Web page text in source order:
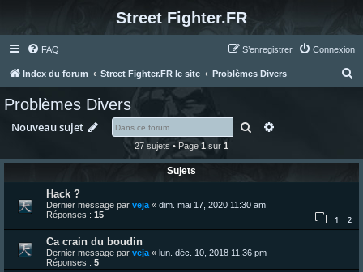
Street Fighter.FR
FAQ Connexion
S’enregistrer
Index du forum Street Fighter.FR le site Problèmes Divers
e
Problèmes Divers
Nouveau sujet Rechercher
27 sujets • Page 1 sur 1
Sujets
Hack ?
Dernier message par veja « dim. mai 17, 2020 11:30 am
Réponses : 15 1 2
Ca crain du boudin
Dernier message par veja « lun. déc. 10, 2018 11:36 pm
Réponses : 5